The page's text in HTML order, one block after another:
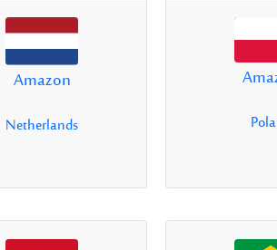
Amazon
Netherlands